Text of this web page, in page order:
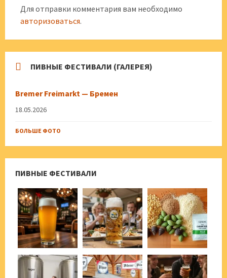
Для отправки комментария вам необходимо
авторизоваться.
ПИВНЫЕ ФЕСТИВАЛИ (ГАЛЕРЕЯ)
Bremer Freimarkt — Бремен
18.05.2026
БОЛЬШЕ ФОТО
ПИВНЫЕ ФЕСТИВАЛИ